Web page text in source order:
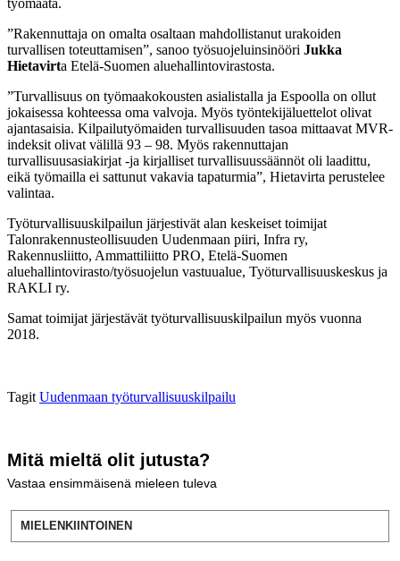
”Rakennuttaja on omalta osaltaan mahdollistanut urakoiden
turvallisen toteuttamisen”, sanoo työsuojeluinsinööri Jukka
Hietavirta Etelä-Suomen aluehallintovirastosta.
”Turvallisuus on työmaakokousten asialistalla ja Espoolla on ollut
jokaisessa kohteessa oma valvoja. Myös työntekijäluettelot olivat
ajantasaisia. Kilpailutyömaiden turvallisuuden tasoa mittaavat MVR-
indeksit olivat välillä 93 – 98. Myös rakennuttajan
turvallisuusasiakirjat -ja kirjalliset turvallisuussäännöt oli laadittu,
eikä työmailla ei sattunut vakavia tapaturmia”, Hietavirta perustelee
valintaa.
Työturvallisuuskilpailun järjestivät alan keskeiset toimijat
Talonrakennusteollisuuden Uudenmaan piiri, Infra ry,
Rakennusliitto, Ammattiliitto PRO, Etelä-Suomen
aluehallintovirasto/työsuojelun vastuualue, Työturvallisuuskeskus ja
RAKLI ry.
Samat toimijat järjestävät työturvallisuuskilpailun myös vuonna
2018.
Tagit Uudenmaan työturvallisuuskilpailu
Mitä mieltä olit jutusta?
Vastaa ensimmäisenä mieleen tuleva
MIELENKIINTOINEN